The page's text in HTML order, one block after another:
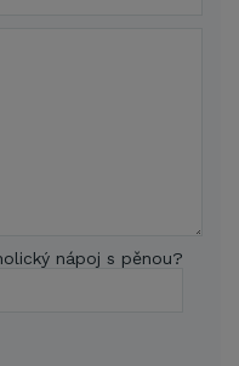
nápoj s pěnou?